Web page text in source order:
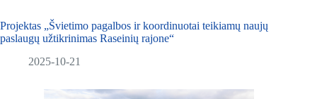
Projektas „Švietimo pagalbos ir koordinuotai teikiamų naujų
paslaugų užtikrinimas Raseinių rajone“
2025-10-21